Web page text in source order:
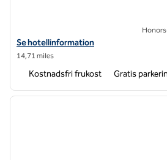
Visa hotelldetaljer för Hampton Inn High
Se hotellinformation
14,71 miles
Kostnadsfri frukost Gratis
1 av 11